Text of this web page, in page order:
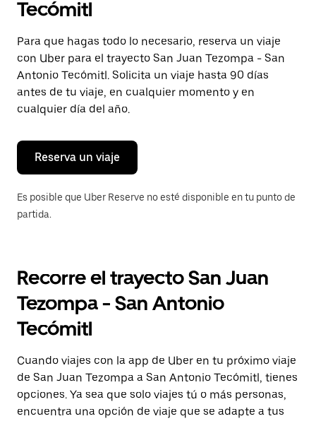
una
Presiona
la
tecla Esc
para
cerrar
el
calendario.
Tecómitl
Para que hagas todo lo necesario, reserva un viaje
con Uber para el trayecto San Juan Tezompa - San
Antonio Tecómitl. Solicita un viaje hasta 90 días
antes de tu viaje, en cualquier momento y en
cualquier día del año.
Reserva un viaje
Es posible que Uber Reserve no esté disponible en tu punto de
partida.
Recorre el trayecto San Juan
Tezompa - San Antonio
Tecómitl
Cuando viajes con la app de Uber en tu próximo viaje
de San Juan Tezompa a San Antonio Tecómitl, tienes
opciones. Ya sea que solo viajes tú o más personas,
encuentra una opción de viaje que se adapte a tus